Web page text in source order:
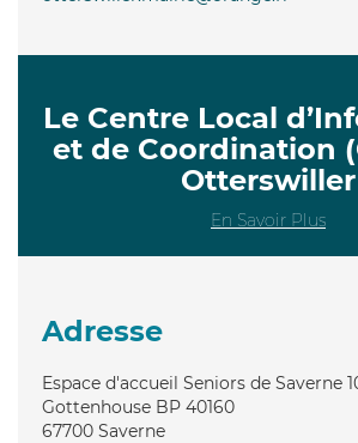
Le Centre Local
et de Coordination
Otterswiller
En Savoir Plus
Adresse
Espace d'accueil Seniors de Saverne
Gottenhouse BP 40160
67700 Saverne